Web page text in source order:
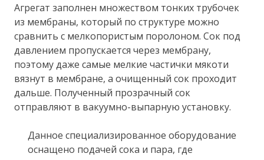
Агрегат заполнен множеством тонких трубочек
из мембраны, который по структуре можно
сравнить с мелкопористым поролоном. Сок под
давлением пропускается через мембрану,
поэтому даже самые мелкие частички мякоти
вязнут в мембране, а очищенный сок проходит
дальше. Полученный прозрачный сок
отправляют в вакуумно-выпарную установку.
Данное специализированное оборудование
оснащено подачей сока и пара, где